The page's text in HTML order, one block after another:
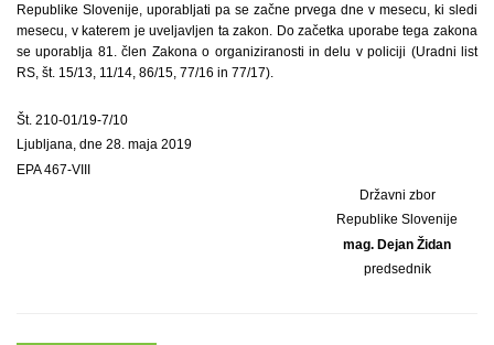
Republike Slovenije, uporabljati pa se začne prvega dne v mesecu, ki sledi
mesecu, v katerem je uveljavljen ta zakon. Do začetka uporabe tega zakona
se uporablja 81. člen Zakona o organiziranosti in delu v policiji (Uradni list
RS, št. 15/13, 11/14, 86/15, 77/16 in 77/17).
Št. 210-01/19-7/10
Ljubljana, dne 28. maja 2019
EPA 467-VIII
Državni zbor
Republike Slovenije
mag. Dejan Židan
predsednik